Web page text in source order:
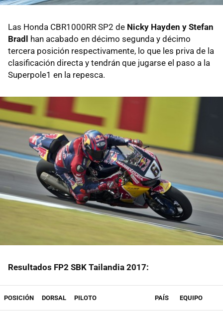
Las Honda CBR1000RR SP2 de Nicky Hayden y Stefan
Bradl han acabado en décimo segunda y décimo
tercera posición respectivamente, lo que les priva de la
clasificación directa y tendrán que jugarse el paso a la
Superpole1 en la repesca.
Resultados FP2 SBK Tailandia 2017:
POSICIÓN DORSAL PILOTO PAÍS EQUIPO